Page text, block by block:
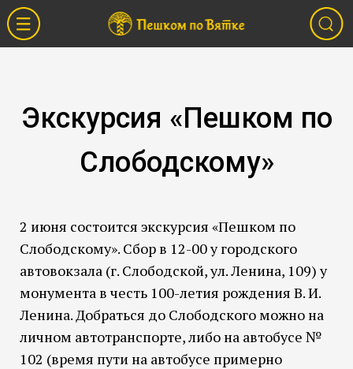
Экскурсия «Пешком по
Слободскому»
2 июня состоится экскурсия «Пешком по
Слободскому». Сбор в 12-00 у городского
автовокзала (г. Слободской, ул. Ленина, 109) у
монумента в честь 100-летия рождения В. И.
Ленина. Добраться до Слободского можно на
личном автотранспорте, либо на автобусе №
102 (время пути на автобусе примерно